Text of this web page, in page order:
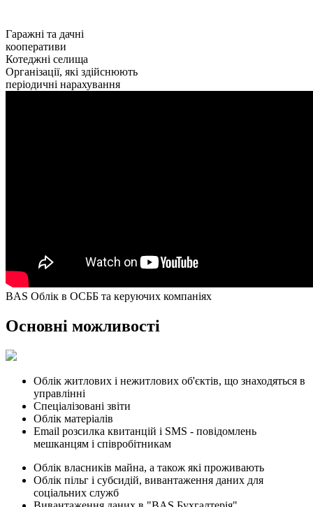
Гаражні та дачні
кооперативи
Котеджні селища
Організації, які здійснюють
періодичні нарахування
BAS Облік в ОСББ та керуючих компаніях
Основні можливості
Облік житлових і нежитлових об'єктів, що знаходяться в
управлінні
Спеціалізовані звіти
Облік матеріалів
Email розсилка квитанцій і SMS - повідомлень
мешканцям і співробітникам
Облік власників майна, а також які проживають
Облік пільг і субсидій, вивантаження даних для
соціальних служб